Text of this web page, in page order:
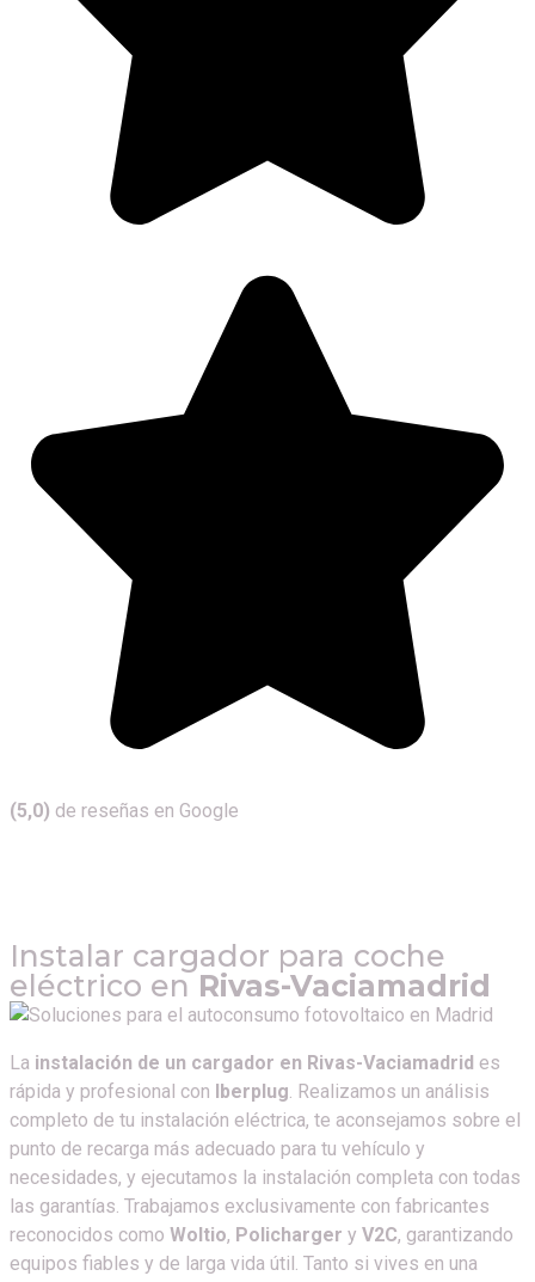
(5,0) de reseñas en Google
Instalar cargador para coche
eléctrico en Rivas-Vaciamadrid
La instalación de un cargador en Rivas-Vaciamadrid es
rápida y profesional con
Iberplug. Realizamos un análisis
completo de tu instalación eléctrica, te aconsejamos sobre el
punto de recarga más adecuado para tu vehículo y
necesidades, y ejecutamos la instalación completa con todas
las garantías. Trabajamos exclusivamente con fabricantes
reconocidos como Woltio, Policharger y V2C, garantizando
equipos fiables y de larga vida útil. Tanto si vives en una